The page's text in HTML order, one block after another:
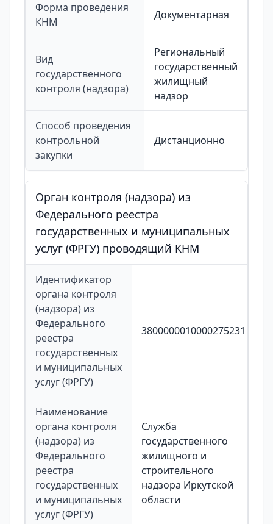
Форма проведения
КНМ
Документарная
Вид
государственного
контроля (надзора)
Региональный
государственный
жилищный
надзор
Способ проведения
контрольной
закупки
Дистанционно
Орган контроля (надзора) из
Федерального реестра
государственных и муниципальных
услуг (ФРГУ) проводящий КНМ
Идентификатор
органа контроля
(надзора) из
Федерального
реестра
государственных
и муниципальных
услуг (ФРГУ)
3800000010000275231
Наименование
органа контроля
(надзора) из
Федерального
реестра
государственных
и муниципальных
услуг (ФРГУ)
Служба
государственного
жилищного и
строительного
надзора Иркутской
области